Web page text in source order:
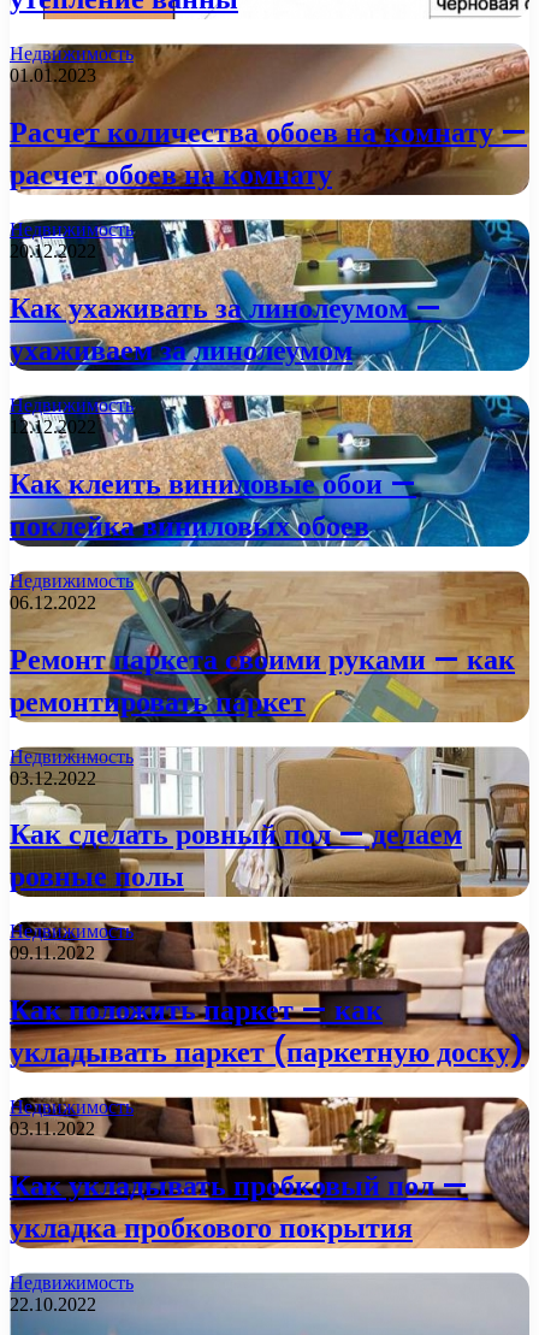
Недвижимость
01.01.2023
Расчет количества обоев на комнату —
расчет обоев на комнату
Недвижимость
20.12.2022
Как ухаживать за линолеумом —
ухаживаем за линолеумом
Недвижимость
12.12.2022
Как клеить виниловые обои —
поклейка виниловых обоев
Недвижимость
06.12.2022
Ремонт паркета своими руками — как
ремонтировать паркет
Недвижимость
03.12.2022
Как сделать ровный пол — делаем
ровные полы
Недвижимость
09.11.2022
Как положить паркет — как
укладывать паркет (паркетную доску)
Недвижимость
03.11.2022
Как укладывать пробковый пол —
укладка пробкового покрытия
Недвижимость
22.10.2022